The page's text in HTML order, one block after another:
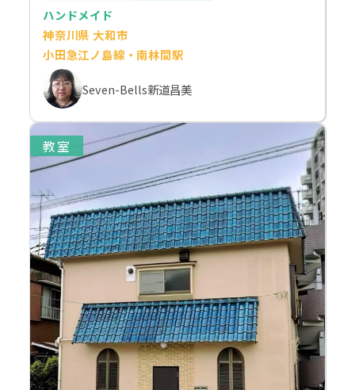
ハンドメイド
神奈川県 大和市
小田急江ノ島線・南林間駅
Seven-Bells新道昌美
教室